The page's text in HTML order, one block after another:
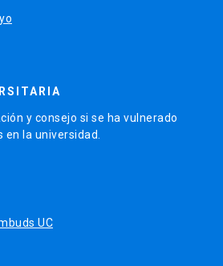
y consejo si se ha vulnerado
en la universidad.
UC